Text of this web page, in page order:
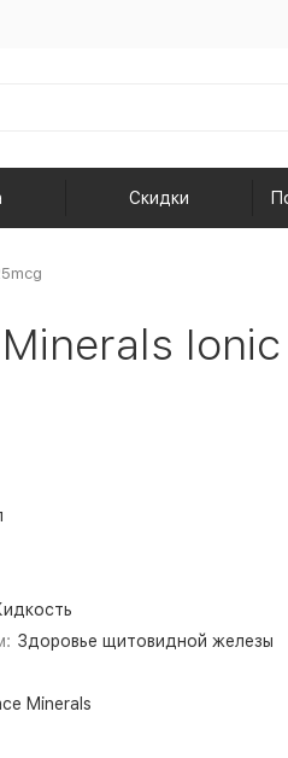
Скидки
Здоровье щитовидной железы
Minerals